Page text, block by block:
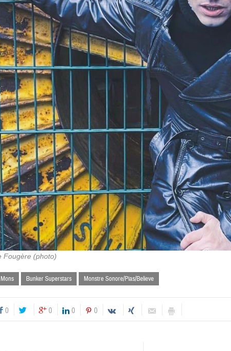
Fougère (photo)
Bunker Superstars Monstre Sonore/Pias/Believe
0 0 0 0